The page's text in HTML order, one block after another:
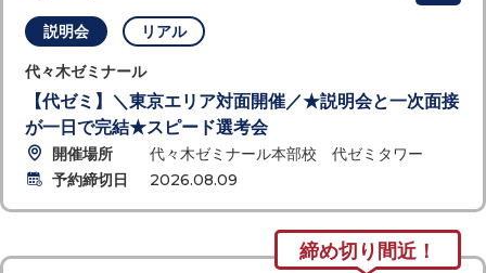
説明会 リアル
代々木ゼミナール
【代ゼミ】＼東京エリア対面開催／★説明会と一次面接
が一日で完結★スピード選考会
開催場所
代々木ゼミナール本部校 代ゼミタワー
予約締切日
2026.08.09
締め切り間近！